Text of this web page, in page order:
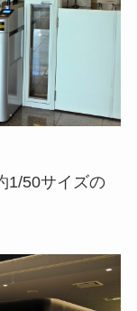
1/50サイズの